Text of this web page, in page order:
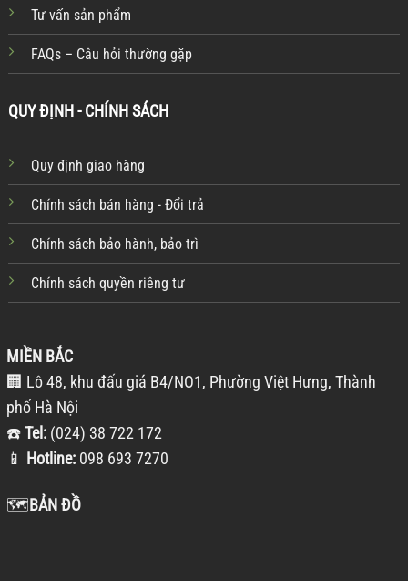
Tư vấn sản phẩm
FAQs – Câu hỏi thường gặp
QUY ĐỊNH - CHÍNH SÁCH
Quy định giao hàng
Chính sách bán hàng - Đổi trả
Chính sách bảo hành, bảo trì
Chính sách quyền riêng tư
MIỀN BẮC
🏢 Lô 48, khu đấu giá B4/NO1, Phường Việt Hưng, Thành
phố Hà Nội
☎️Tel: (024) 38 722 172
📱 Hotline: 098 693 7270
🗺️BẢN ĐỒ